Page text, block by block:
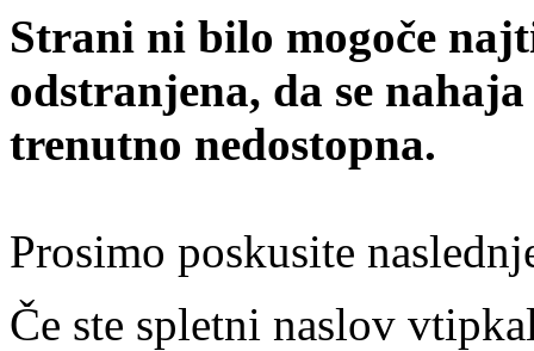
Strani ni bilo mogoče
odstranjena, da se
trenutno nedostopna.
Prosimo poskusite
Če ste spletni naslov